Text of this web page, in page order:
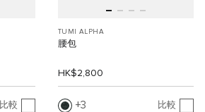
比較
TUMI ALPHA
腰包
HK$2,800
3 比較